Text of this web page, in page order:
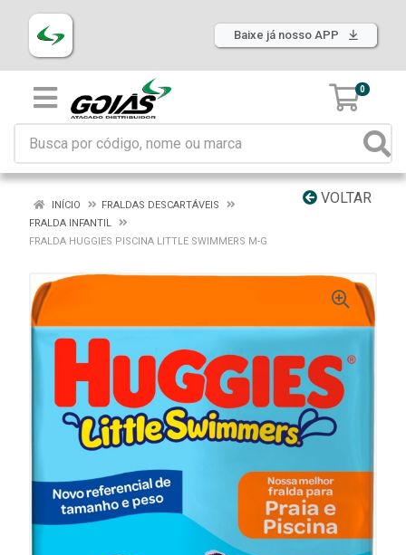
Baixe já nosso APP
0
VOLTAR
INÍCIO
FRALDAS DESCARTÁVEIS
FRALDA INFANTIL
FRALDA HUGGIES PISCINA LITTLE SWIMMERS M-G